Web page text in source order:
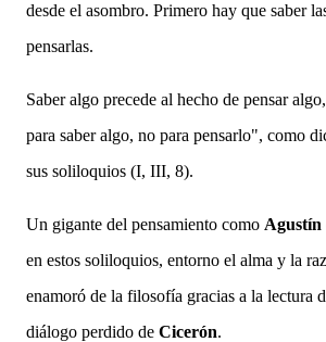
desde el asombro. Primero hay que saber
pensarlas.
Saber algo precede al hecho de pensar
para saber algo, no para pensarlo", como
sus soliloquios (I, III, 8).
Un gigante del pensamiento como Agustín
en estos soliloquios, entorno el alma y la
enamoró de la filosofía gracias a la lectura
diálogo perdido de Cicerón.